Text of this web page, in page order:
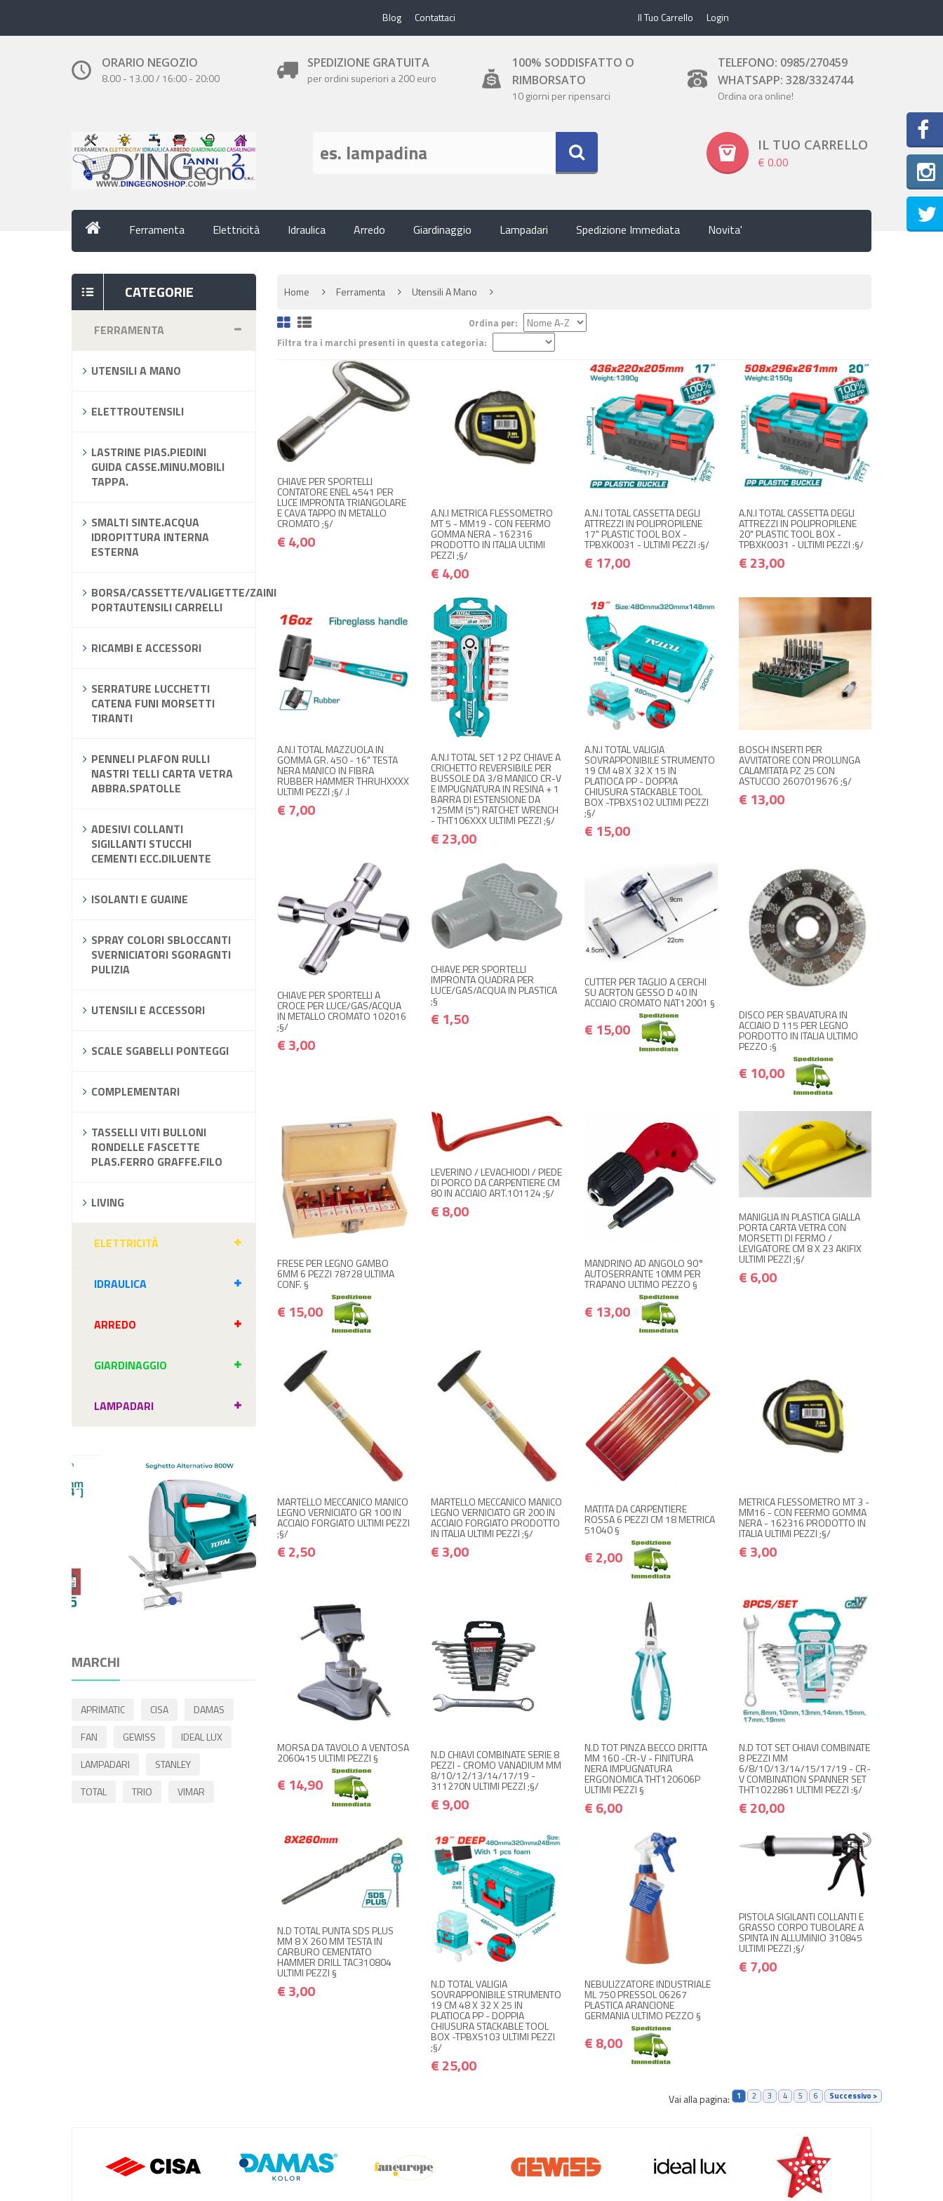
Blog Contattaci Il Tuo Carrello Login
ORARIO NEGOZIO
8.00 - 13.00 / 16:00 - 20:00
SPEDIZIONE GRATUITA
per ordini superiori a 200 euro
100% SODDISFATTO O
RIMBORSATO
10 giorni per ripensarci
TELEFONO: 0985/270459
WHATSAPP: 328/3324744
Ordina ora online!
IL TUO CARRELLO
€ 0.00
Ferramenta Elettricità Idraulica Arredo Giardinaggio Lampadari Spedizione Immediata Novita'
CATEGORIE
FERRAMENTA
UTENSILI A MANO
ELETTROUTENSILI
LASTRINE PIAS.PIEDINI
GUIDA CASSE.MINU.MOBILI
TAPPA.
SMALTI SINTE.ACQUA
IDROPITTURA INTERNA
ESTERNA
BORSA/CASSETTE/VALIGETTE/ZAINI
PORTAUTENSILI CARRELLI
RICAMBI E ACCESSORI
SERRATURE LUCCHETTI
CATENA FUNI MORSETTI
TIRANTI
PENNELI PLAFON RULLI
NASTRI TELLI CARTA VETRA
ABBRA.SPATOLLE
ADESIVI COLLANTI
SIGILLANTI STUCCHI
CEMENTI ECC.DILUENTE
ISOLANTI E GUAINE
SPRAY COLORI SBLOCCANTI
SVERNICIATORI SGORAGNTI
PULIZIA
UTENSILI E ACCESSORI
SCALE SGABELLI PONTEGGI
COMPLEMENTARI
TASSELLI VITI BULLONI
RONDELLE FASCETTE
PLAS.FERRO GRAFFE.FILO
LIVING
ELETTRICITÀ
IDRAULICA
ARREDO
GIARDINAGGIO
LAMPADARI
MARCHI
APRIMATIC CISA
DAMAS
FAN
GEWISS
IDEAL LUX
LAMPADARI
STANLEY
TOTAL
TRIO VIMAR
Home Ferramenta Utensili A Mano
Ordina per:
Filtra tra i marchi presenti in questa categoria:
CHIAVE PER SPORTELLI
CONTATORE ENEL 4541 PER
LUCE IMPRONTA TRIANGOLARE
E CAVA TAPPO IN METALLO
CROMATO ;§/
€ 4,00
+ ACQUISTA
A.N.I METRICA FLESSOMETRO
MT 5 - MM19 - CON FEERMO
GOMMA NERA - 162316
PRODOTTO IN ITALIA ULTIMI
PEZZI ;§/
€ 4,00
NON DISPONIBILE A
MAGAZZINO
€ 17,00
A.N.I TOTAL CASSETTA DEGLI
ATTREZZI IN POLIPROPILENE
17" PLASTIC TOOL BOX -
TPBXK0031 - ULTIMI PEZZI :§/
€ 17,00
NON DISPONIBILE A
MAGAZZINO
Avvisami quando disponibile
A.N.I TOTAL CASSETTA DEGLI
ATTREZZI IN POLIPROPILENE
20" PLASTIC TOOL BOX -
TPBXK0031 - ULTIMI PEZZI :§/
€ 23,00
NON DISPONIBILE A
MAGAZZINO
Avvisami quando disponibile
€ 7,00
A.N.I TOTAL MAZZUOLA IN
GOMMA GR. 450 - 16" TESTA
NERA MANICO IN FIBRA
RUBBER HAMMER THRUHXXXX
ULTIMI PEZZI ;§/ .I
€ 7,00
NON DISPONIBILE A
MAGAZZINO
€ 23,00
A.N.I TOTAL SET 12 PZ CHIAVE A
CRICHETTO REVERSIBILE PER
BUSSOLE DA 3/8 MANICO CR-V
E IMPUGNATURA IN RESINA + 1
BARRA DI ESTENSIONE DA
125MM (5") RATCHET WRENCH
- THT106XXX ULTIMI PEZZI ;§/
€ 23,00
NON DISPONIBILE A
MAGAZZINO
Avvisami quando disponibile
A.N.I TOTAL VALIGIA
SOVRAPPONIBILE STRUMENTO
19 CM 48 X 32 X 15 IN
PLATIOCA PP - DOPPIA
CHIUSURA STACKABLE TOOL
BOX -TPBXS102 ULTIMI PEZZI
;§/
€ 15,00
NON DISPONIBILE A
MAGAZZINO
Avvisami quando disponibile
BOSCH INSERTI PER
AVVITATORE CON PROLUNGA
CALAMITATA PZ 25 CON
ASTUCCIO 2607019676 ;§/
€ 13,00
NON DISPONIBILE A
MAGAZZINO
€ 3,00
CHIAVE PER SPORTELLI A
CROCE PER LUCE/GAS/ACQUA
IN METALLO CROMATO 102016
;§/
€ 3,00
+ ACQUISTA € 1,50
CHIAVE PER SPORTELLI
IMPRONTA QUADRA PER
LUCE/GAS/ACQUA IN PLASTICA
;§
€ 1,50
+ ACQUISTA
€ 15,00
CUTTER PER TAGLIO A CERCHI
SU ACRTON GESSO D 40 IN
ACCIAIO CROMATO NAT12001 §
€ 15,00
+ ACQUISTA
DISCO PER SBAVATURA IN
ACCIAIO D 115 PER LEGNO
PORDOTTO IN ITALIA ULTIMO
PEZZO :§
€ 10,00
+ ACQUISTA
€ 15,00
FRESE PER LEGNO GAMBO
6MM 6 PEZZI 78728 ULTIMA
CONF. §
€ 15,00
+ ACQUISTA
LEVERINO / LEVACHIODI / PIEDE
DI PORCO DA CARPENTIERE CM
80 IN ACCIAIO ART.101124 ;§/
€ 8,00
MAGAZZINO
Avvisami quando disponibile
€ 13,00
MANDRINO AD ANGOLO 90°
AUTOSERRANTE 10MM PER
TRAPANO ULTIMO PEZZO §
€ 13,00
+ ACQUISTA
MANIGLIA IN PLASTICA GIALLA
PORTA CARTA VETRA CON
MORSETTI DI FERMO /
LEVIGATORE CM 8 X 23 AKIFIX
ULTIMI PEZZI ;§/
€ 6,00
NON DISPONIBILE A
MAGAZZINO
Avvisami quando disponibile
MARTELLO MECCANICO MANICO
LEGNO VERNICIATO GR 100 IN
ACCIAIO FORGIATO ULTIMI PEZZI
;§/
€ 2,50
NON DISPONIBILE A
MAGAZZINO
Avvisami quando disponibile
€ 3,00
MARTELLO MECCANICO MANICO
LEGNO VERNICIATO GR 200 IN
ACCIAIO FORGIATO PRODOTTO
IN ITALIA ULTIMI PEZZI ;§/
€ 3,00
NON DISPONIBILE A
MAGAZZINO
Avvisami quando disponibile
MATITA DA CARPENTIERE
ROSSA 6 PEZZI CM 18 METRICA
51040 §
€ 2,00
+ ACQUISTA
METRICA FLESSOMETRO MT 3 -
MM16 - CON FEERMO GOMMA
NERA - 162316 PRODOTTO IN
ITALIA ULTIMI PEZZI ;§/
€ 3,00
NON DISPONIBILE A
MAGAZZINO
€ 14,90
MORSA DA TAVOLO A VENTOSA
2060415 ULTIMI PEZZI §
€ 14,90
+ ACQUISTA
N.D CHIAVI COMBINATE SERIE 8
PEZZI - CROMO VANADIUM MM
8/10/12/13/14/17/19 -
311270N ULTIMI PEZZI ;§/
€ 9,00
NON DISPONIBILE A
MAGAZZINO
€ 6,00
N.D TOT PINZA BECCO DRITTA
MM 160 -CR-V - FINITURA
NERA IMPUGNATURA
ERGONOMICA THT120606P
ULTIMI PEZZI §
€ 6,00
NON DISPONIBILE A
MAGAZZINO
Avvisami quando disponibile
N.D TOT SET CHIAVI COMBINATE
8 PEZZI MM
6/8/10/13/14/15/17/19 - CR-
V COMBINATION SPANNER SET
THT1022861 ULTIMI PEZZI :§/
€ 20,00
NON DISPONIBILE A
MAGAZZINO
Avvisami quando disponibile
N.D TOTAL PUNTA SDS PLUS
MM 8 X 260 MM TESTA IN
CARBURO CEMENTATO
HAMMER DRILL TAC310804
ULTIMI PEZZI §
€ 3,00
+ ACQUISTA
N.D TOTAL VALIGIA
SOVRAPPONIBILE STRUMENTO
19 CM 48 X 32 X 25 IN
PLATIOCA PP - DOPPIA
CHIUSURA STACKABLE TOOL
BOX -TPBXS103 ULTIMI PEZZI
;§/
€ 25,00
NON DISPONIBILE A
MAGAZZINO
Avvisami quando disponibile
€ 8,00
NEBULIZZATORE INDUSTRIALE
ML 750 PRESSOL 06267
PLASTICA ARANCIONE
GERMANIA ULTIMO PEZZO §
€ 8,00
+ ACQUISTA PISTOLA SIGILANTI COLLANTI E
GRASSO CORPO TUBOLARE A
SPINTA IN ALLUMINIO 310845
ULTIMI PEZZI ;§/
€ 7,00
NON DISPONIBILE A
MAGAZZINO
Avvisami quando disponibile
Vai alla pagina: 1 2 3 4 5 6 Successivo >